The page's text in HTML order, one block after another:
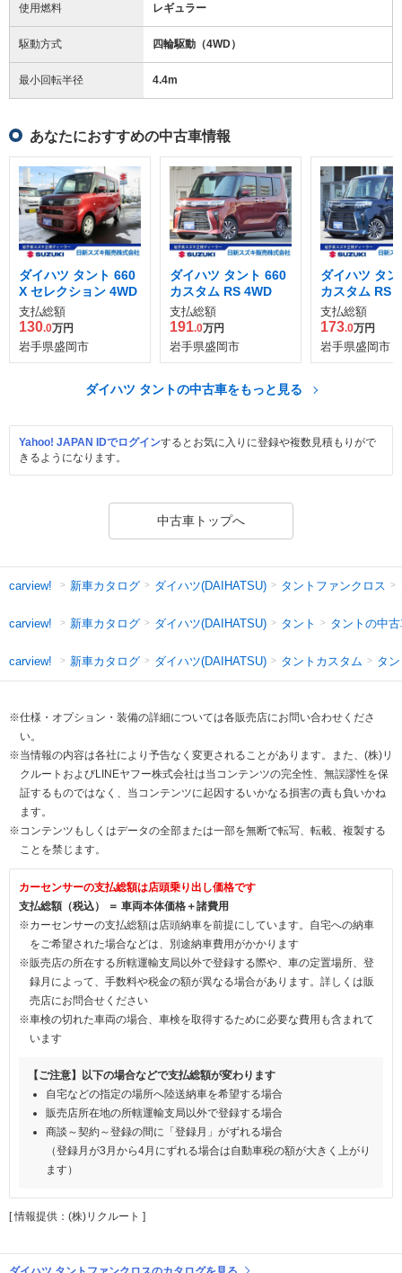
使用燃料 レギュラー
駆動方式 四輪駆動（4WD）
最小回転半径 4.4m
あなたにおすすめの中古車情報
ダイハツ タント 660
X セレクション 4WD
支払総額
130.0万円
岩手県盛岡市
ダイハツ タント 660
カスタム RS 4WD
支払総額
191.0万円
岩手県盛岡市
ダイハツ タ
カスタム RS
支払総額
173.0万円
岩手県盛岡市
ダイハツ タントの中古車をもっと見る
Yahoo! JAPAN IDでログインするとお気に入りに登録や複数見積もりがで
きるようになります。
中古車トップへ
carview! 新車カタログ ダイハツ(DAIHATSU) タントファンクロス
carview! 新車カタログ ダイハツ(DAIHATSU) タント タントの中
carview! 新車カタログ ダイハツ(DAIHATSU) タントカスタム タ
※仕様・オプション・装備の詳細については各販売店にお問い合わせくださ
い。
※当情報の内容は各社により予告なく変更されることがあります。また、(株)リ
クルートおよびLINEヤフー株式会社は当コンテンツの完全性、無誤謬性を保
証するものではなく、当コンテンツに起因するいかなる損害の責も負いかね
ます。
※コンテンツもしくはデータの全部または一部を無断で転写、転載、複製する
ことを禁じます。
カーセンサーの支払総額は店頭乗り出し価格です
支払総額（税込） ＝ 車両本体価格＋諸費用
※カーセンサーの支払総額は店頭納車を前提にしています。自宅への納車
をご希望された場合などは、別途納車費用がかかります
※販売店の所在する所轄運輸支局以外で登録する際や、車の定置場所、登
録月によって、手数料や税金の額が異なる場合があります。詳しくは販
売店にお問合せください
※車検の切れた車両の場合、車検を取得するために必要な費用も含まれて
います
【ご注意】以下の場合などで支払総額が変わります
自宅などの指定の場所へ陸送納車を希望する場合
販売店所在地の所轄運輸支局以外で登録する場合
商談～契約～登録の間に「登録月」がずれる場合
（登録月が3月から4月にずれる場合は自動車税の額が大きく上がり
ます）
[ 情報提供：(株)リクルート ]